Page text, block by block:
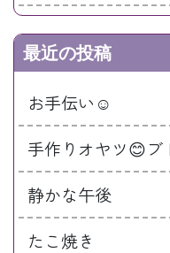
最近の投稿
お手伝い☺️
手作りオヤツ😊ブ
静かな午後
たこ焼き